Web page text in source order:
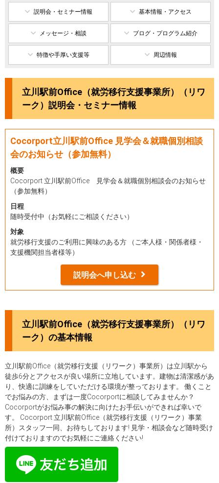
説明会・セミナー情報 基本情報・アクセス
メッセージ・相談 ブログ・プログラム紹介
特徴や手厚い支援等 周辺情報
立川駅前Office（就労移行支援事業所）（リワ
ーク）説明会・セミナー情報
Cocorport立川駅前Office 見学会＆就職個別相談
会のお知らせ（参加無料）
概要
Cocorport 立川駅前Office 見学会＆就職個別相談会のお知らせ
（参加無料）
日程
随時受付中（お気軽にご相談ください）
対象
就労移行支援のご利用に興味のある方 （ご本人様・関係者様・
支援機関担当者様等）
説明会へ申し込む
立川駅前Office（就労移行支援事業所）（リワ
ーク）の基本情報
立川駅前Office（就労移行支援（リワーク）事業所）は立川駅から
徒歩6分とアクセスが良い場所に立地しています。建物は清潔感があ
り、快適に訓練をしていただける環境が整っております。 働くこと
でお悩みの方、まずは一度Cocorportに相談してみませんか？
Cocorportがお悩み事の解決に向けたお手伝いができれば幸いで
す。 Cocorport 立川駅前Office（就労移行支援（リワーク）事業
所）スタッフ一同、お待ちしております! 見学・相談会など随時受け
付けておりますのでお気軽にご連絡ください!